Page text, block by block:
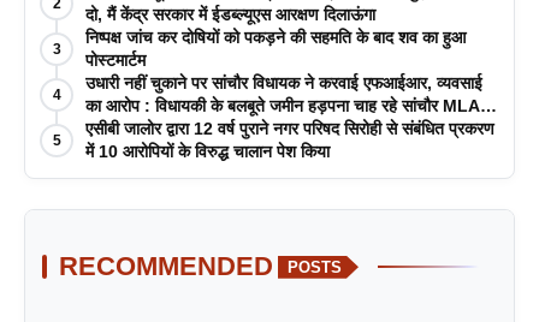
2
दो, मैं केंद्र सरकार में ईडब्ल्यूएस आरक्षण दिलाऊंगा
3
निष्पक्ष जांच कर दोषियों को पकड़ने की सहमति के बाद शव का हुआ
पोस्टमार्टम
4
उधारी नहीं चुकाने पर सांचौर विधायक ने करवाई एफआईआर, व्यवसाई
का आरोप : विधायकी के बलबूते जमीन हड़पना चाह रहे सांचौर MLA
जीवाराम !
5
एसीबी जालोर द्वारा 12 वर्ष पुराने नगर परिषद सिरोही से संबंधित प्रकरण
में 10 आरोपियों के विरुद्ध चालान पेश किया
RECOMMENDED POSTS